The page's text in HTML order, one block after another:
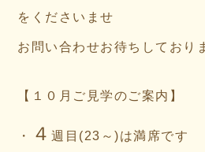
をくださいませ
お問い合わせお待ちしており
【１０月ご見学のご案内】
・ ４週目(23～)は満席です